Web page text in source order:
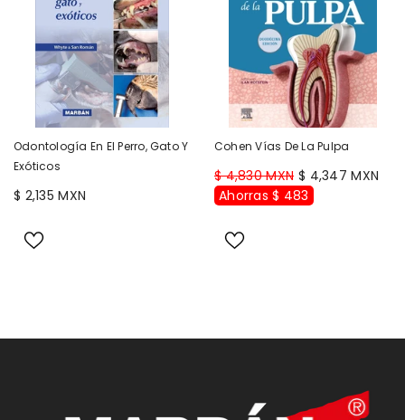
Odontología En El Perro, Gato Y
Exóticos
$ 2,135 MXN
Cohen Vías De La Pulpa
$ 4,830 MXN $ 4,347 MXN
Ahorras $ 483